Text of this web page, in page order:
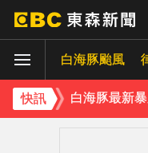
白海豚颱風
快訊
獨家／白海
白海豚最新